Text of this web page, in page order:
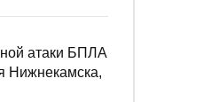
атаки БПЛА
Нижнекамска,